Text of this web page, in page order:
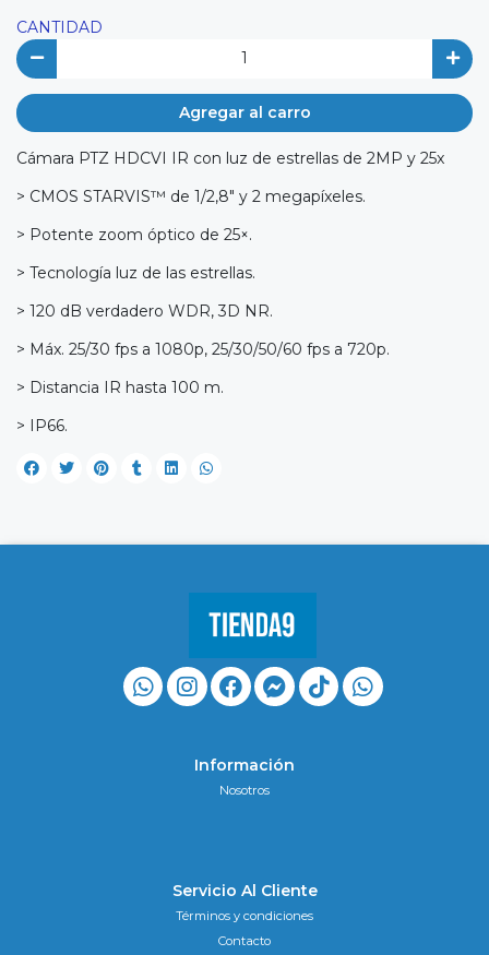
CANTIDAD
Agregar al carro
Cámara PTZ HDCVI IR con luz de estrellas de 2MP y 25x
> CMOS STARVIS™ de 1/2,8" y 2 megapíxeles.
> Potente zoom óptico de 25×.
> Tecnología luz de las estrellas.
> 120 dB verdadero WDR, 3D NR.
> Máx. 25/30 fps a 1080p, 25/30/50/60 fps a 720p.
> Distancia IR hasta 100 m.
> IP66.
Información
Nosotros
Servicio Al Cliente
Términos y condiciones
Contacto